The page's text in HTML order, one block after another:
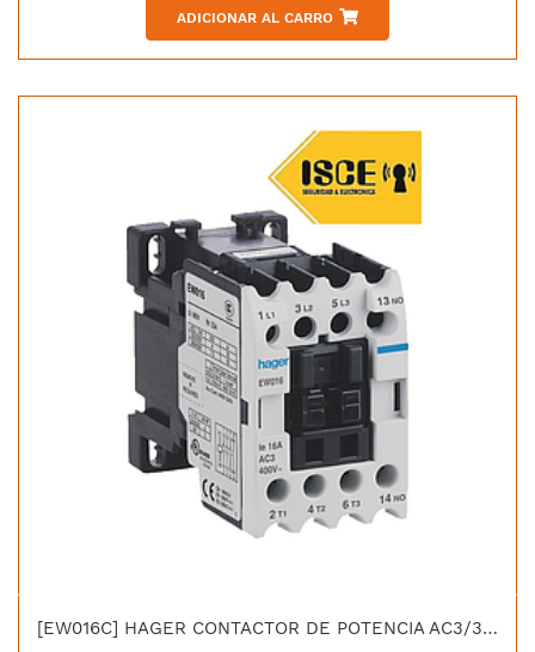
ADICIONAR AL CARRO
[EW016C] HAGER CONTACTOR DE POTENCIA AC3/380V 16 AMP 1NA BOBINA 220V 50/60HZ UL CE IEC-60947-4-1